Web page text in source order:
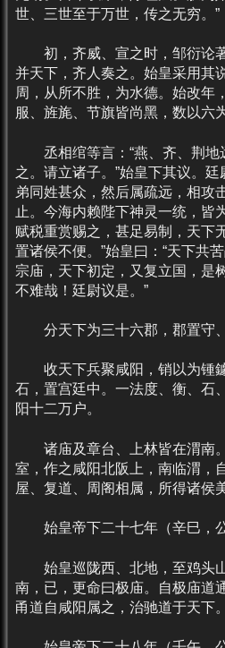
世、三世至于万世，传之无穷。”
初，齐威、宣之时，邹衍论
并天下，齐人奏之。始皇采用其
周，从所不胜，为水德。始改年
服、旌旄、节旗皆尚黑，数以六
丞相绾等言：“燕、齐、荆地
之。请立诸子。”始皇下其议。
弟同姓甚众，然后属疏远，相攻
止。今海内赖陛下神灵一统，皆
赋税重赏赐之，甚足易制，天下
置诸侯不便。”始皇曰：“天下共
宗庙，天下初定，又复立国，是
不难哉！廷尉议是。”
分天下为三十六郡，郡置守、
收天下兵聚咸阳，销以为锺
石，置宫廷中。一法度、衡、石
阳十二万户。
诸庙及章台、上林皆在渭南
室，作之咸阳北阪上，南临渭，
屋、复道、周阁相属，所得诸侯
始皇帝下二十七年（辛巳，公
始皇巡陇西、北地，至鸡头
南，已，更命曰极庙。自极庙道
甬道自咸阳属之，治驰道于天下。